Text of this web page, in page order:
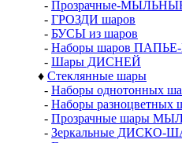
- Прозрачные-
- ГРОЗДИ шаров
- БУСЫ из шаров
- Наборы шаров
- Шары ДИСНЕЙ
♦ Стеклянные шары
- Наборы однотонных
- Наборы разноцветных
- Прозрачные шары
- Зеркальные ДИСКО-